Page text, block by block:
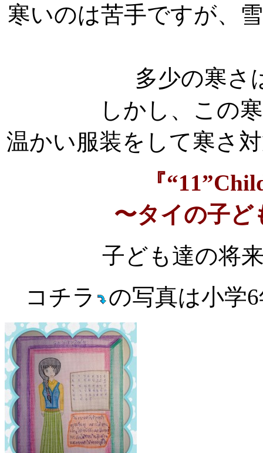
寒いのは苦手ですが、
多少の寒さ
しかし、この
温かい服装をして寒さ
『
〜タイの子ど
子ども達の将
コチラ
の写真は小学